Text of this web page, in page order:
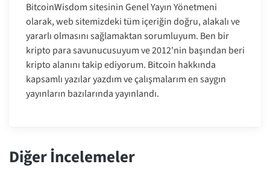
BitcoinWisdom sitesinin Genel Yayın Yönetmeni
olarak, web sitemizdeki tüm içeriğin doğru, alakalı ve
yararlı olmasını sağlamaktan sorumluyum. Ben bir
kripto para savunucusuyum ve 2012'nin başından beri
kripto alanını takip ediyorum. Bitcoin hakkında
kapsamlı yazılar yazdım ve çalışmalarım en saygın
yayınların bazılarında yayınlandı.
Diğer İncelemeler